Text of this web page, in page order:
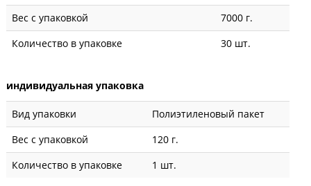
Вес с упаковкой
7000 г.
Количество в упаковке
30 шт.
индивидуальная упаковка
Вид упаковки
Полиэтиленовый пакет
Вес с упаковкой
120 г.
Количество в упаковке
1 шт.